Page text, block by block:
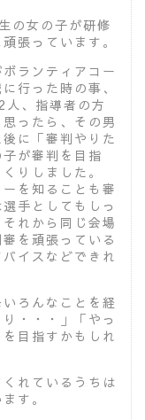
の女の子が研修
張っています。
ランティアコー
行った時の事、
、指導者の方
ったら、その男
に「審判やりた
が審判を目指
りしました。
を知ることも審
手としてもしっ
れから同じ会場
を頑張っている
イスなどできれ
ろんなことを経
・・・」「やっ
目指すかもしれ
れているうちは
す。